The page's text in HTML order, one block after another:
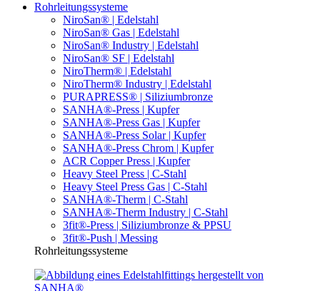
Rohrleitungssysteme
NiroSan® | Edelstahl
NiroSan® Gas | Edelstahl
NiroSan® Industry | Edelstahl
NiroSan® SF | Edelstahl
NiroTherm® | Edelstahl
NiroTherm® Industry | Edelstahl
PURAPRESS® | Siliziumbronze
SANHA®-Press | Kupfer
SANHA®-Press Gas | Kupfer
SANHA®-Press Solar | Kupfer
SANHA®-Press Chrom | Kupfer
ACR Copper Press | Kupfer
Heavy Steel Press | C-Stahl
Heavy Steel Press Gas | C-Stahl
SANHA®-Therm | C-Stahl
SANHA®-Therm Industry | C-Stahl
3fit®-Press | Siliziumbronze & PPSU
3fit®-Push | Messing
Rohrleitungssysteme